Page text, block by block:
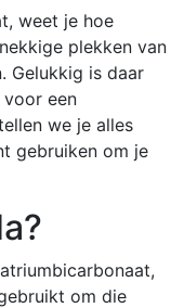
weet je hoe
plekken van
Gelukkig is daar
een
we je alles
gebruiken om je
om die